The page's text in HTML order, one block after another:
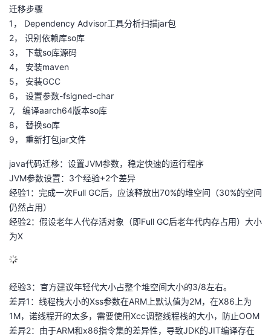
迁移步骤
1， Dependency Advisor工具分析扫描jar包
2， 识别依赖库so库
3， 下载so库源码
4， 安装maven
5， 安装GCC
6， 设置参数-fsigned-char
7, 编译aarch64版本so库
8， 替换so库
9， 重新打包jar文件
java代码迁移：设置JVM参数，稳定快速的运行程序
JVM参数设置：3个经验+2个差异
经验1：完成一次Full GC后，应该释放出70%的堆空间（30%的空间
仍然占用）
经验2：假设老年人代存活对象（即Full GC后老年代内存占用）大小
为X
经验3：官方建议年轻代大小占整个堆空间大小的3/8左右。
差异1：线程栈大小的Xss参数在ARM上默认值为2M，在X86上为
1M，诺线程开的太多，需要使用Xcc调整线程栈的大小，防止OOM
差异2：由于ARM和x86指令集的差异性，导致JDK的JIT编译存在